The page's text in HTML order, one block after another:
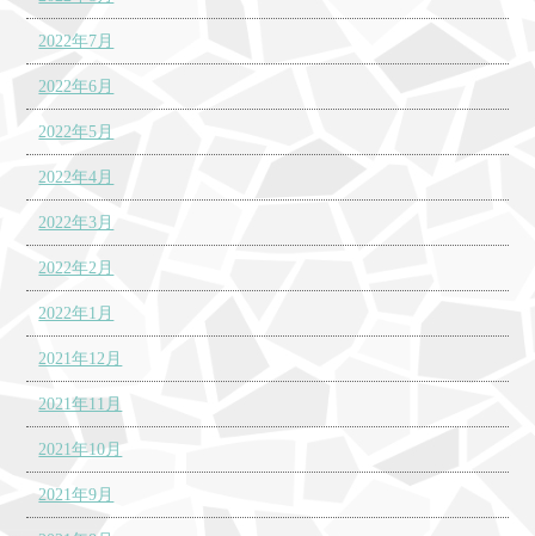
2022年7月
2022年6月
2022年5月
2022年4月
2022年3月
2022年2月
2022年1月
2021年12月
2021年11月
2021年10月
2021年9月